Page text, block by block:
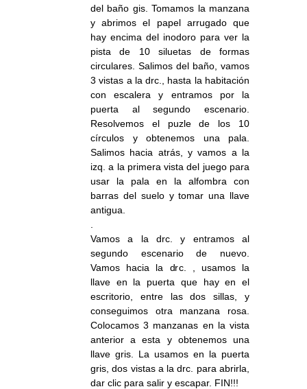
del baño gis. Tomamos la manzana
y abrimos el papel arrugado que
hay encima del inodoro para ver la
pista de 10 siluetas de formas
circulares. Salimos del baño, vamos
3 vistas a la drc., hasta la habitación
con escalera y entramos por la
puerta al segundo escenario.
Resolvemos el puzle de los 10
círculos y obtenemos una pala.
Salimos hacia atrás, y vamos a la
izq. a la primera vista del juego para
usar la pala en la alfombra con
barras del suelo y tomar una llave
antigua.
Vamos a la drc. y entramos al
segundo escenario de nuevo.
Vamos hacia la drc. , usamos la
llave en la puerta que hay en el
escritorio, entre las dos sillas, y
conseguimos otra manzana rosa.
Colocamos 3 manzanas en la vista
anterior a esta y obtenemos una
llave gris. La usamos en la puerta
gris, dos vistas a la drc. para abrirla,
dar clic para salir y escapar. FIN!!!